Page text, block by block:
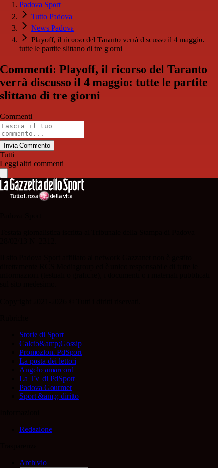
Padova Sport
Tutto Padova
News Padova
Playoff, il ricorso del Taranto verrà discusso il 4 maggio:
tutte le partite slittano di tre giorni
Commenti: Playoff, il ricorso del Taranto
verrà discusso il 4 maggio: tutte le partite
slittano di tre giorni
Commenti
Invia Commento
Tutti
Leggi altri commenti
Storie di Sport
Calcio&amp;Gossip
Promozioni PdSport
La posta dei lettori
Angolo amarcord
La TV di PdSport
Padova Gourmet
Sport &amp; diritto
Redazione
Archivio